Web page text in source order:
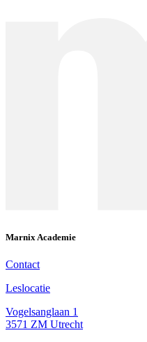
Marnix Academie
Contact
Leslocatie
Vogelsanglaan 1
3571 ZM Utrecht